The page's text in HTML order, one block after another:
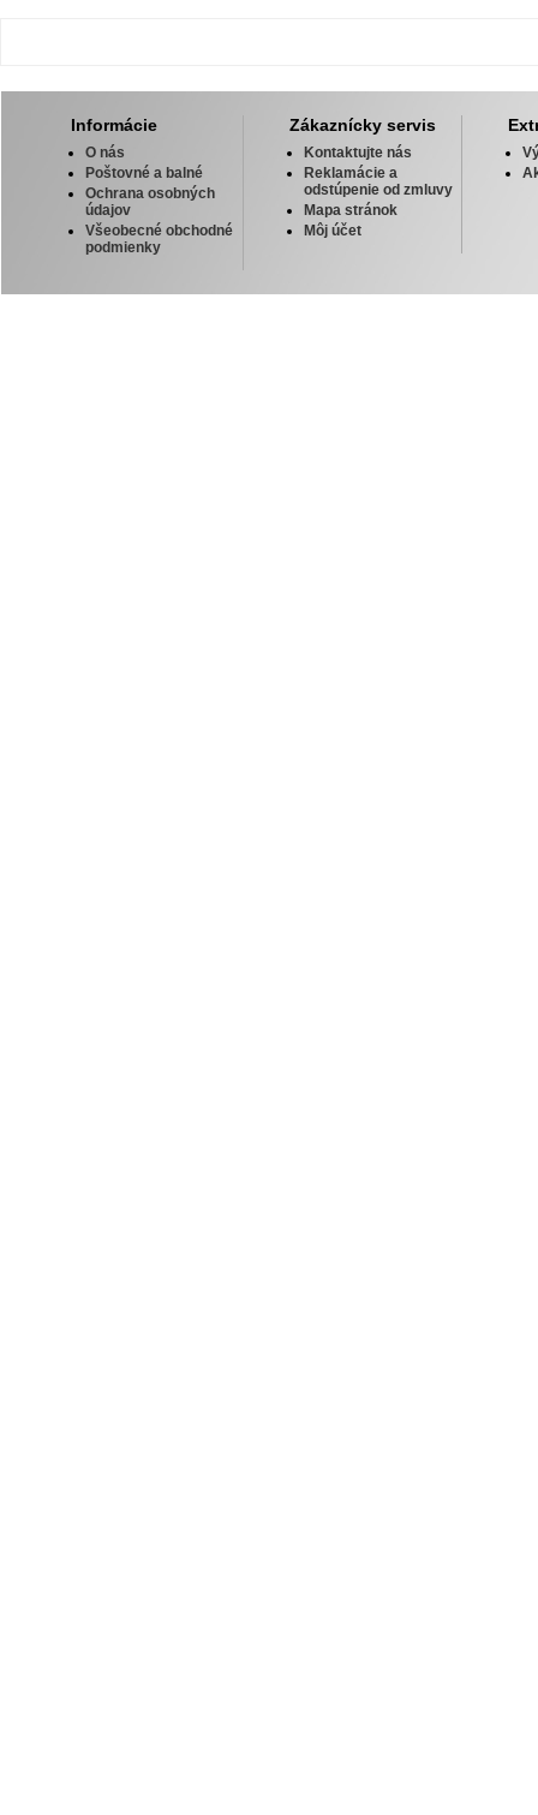
Informácie
O nás
Poštovné a balné
Ochrana osobných
údajov
Všeobecné obchodné
podmienky
Zákaznícky servis
Kontaktujte nás
Reklamácie a
odstúpenie od zmluvy
Mapa stránok
Môj účet